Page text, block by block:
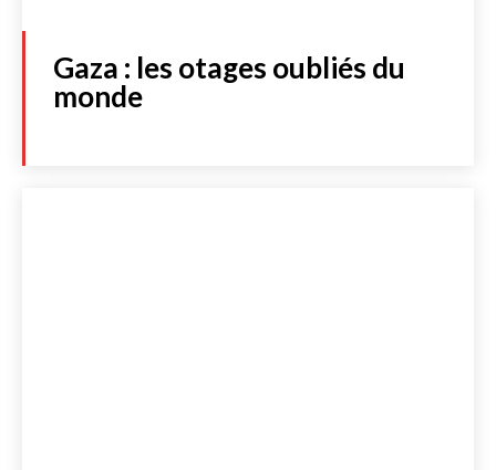
Gaza : les otages oubliés du
monde